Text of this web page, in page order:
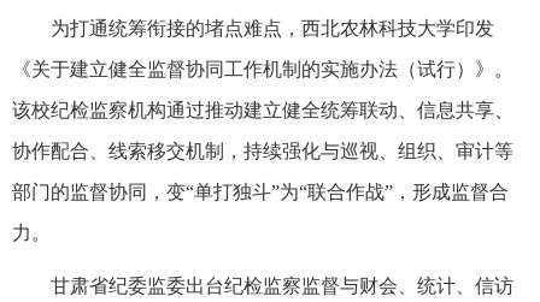
为打通统筹衔接的堵点难点，西北农林科技大学印发
《关于建立健全监督协同工作机制的实施办法（试行）》。
该校纪检监察机构通过推动建立健全统筹联动、信息共享、
协作配合、线索移交机制，持续强化与巡视、组织、审计等
部门的监督协同，变“单打独斗”为“联合作战”，形成监督合
力。
甘肃省纪委监委出台纪检监察监督与财会、统计、信访